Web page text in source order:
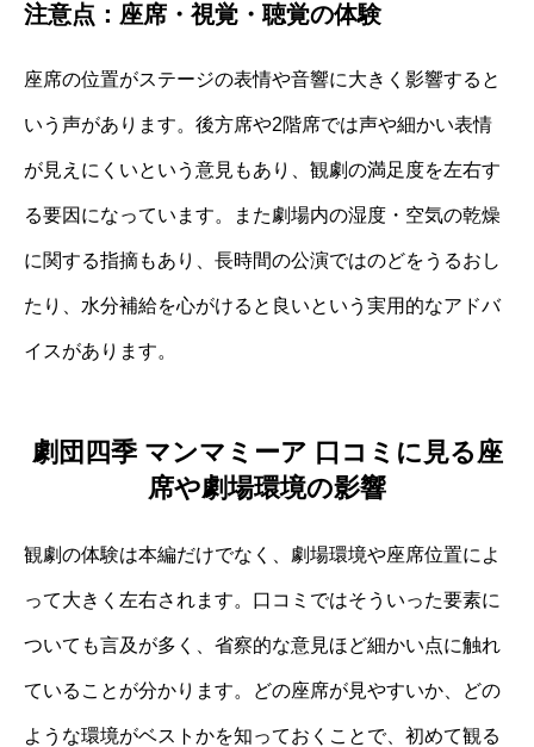
注意点：座席・視覚・聴覚の体験
座席の位置がステージの表情や音響に大きく影響すると
いう声があります。後方席や2階席では声や細かい表情
が見えにくいという意見もあり、観劇の満足度を左右す
る要因になっています。また劇場内の湿度・空気の乾燥
に関する指摘もあり、長時間の公演ではのどをうるおし
たり、水分補給を心がけると良いという実用的なアドバ
イスがあります。
劇団四季 マンマミーア 口コミに見る座
席や劇場環境の影響
観劇の体験は本編だけでなく、劇場環境や座席位置によ
って大きく左右されます。口コミではそういった要素に
ついても言及が多く、省察的な意見ほど細かい点に触れ
ていることが分かります。どの座席が見やすいか、どの
ような環境がベストかを知っておくことで、初めて観る